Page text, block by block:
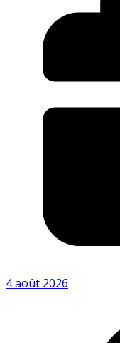
4 août 2026